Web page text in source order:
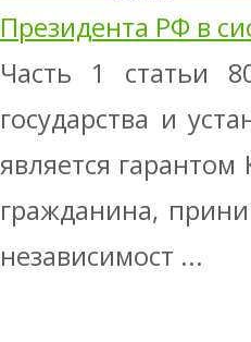
Президента РФ в
Часть 1 статьи
государства и
является
гражданина,
независимост ...